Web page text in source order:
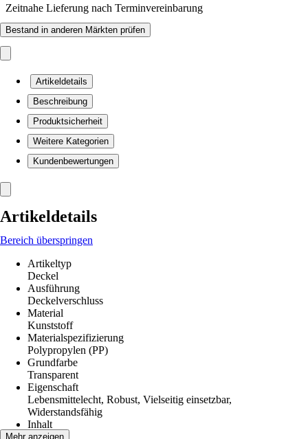
Zeitnahe Lieferung nach Terminvereinbarung
Bestand in anderen Märkten prüfen
Artikeldetails
Beschreibung
Produktsicherheit
Weitere Kategorien
Kundenbewertungen
Artikeldetails
Bereich überspringen
Artikeltyp
Deckel
Ausführung
Deckelverschluss
Material
Kunststoff
Materialspezifizierung
Polypropylen (PP)
Grundfarbe
Transparent
Eigenschaft
Lebensmittelecht, Robust, Vielseitig einsetzbar,
Widerstandsfähig
Inhalt
1 Stück
Mehr anzeigen